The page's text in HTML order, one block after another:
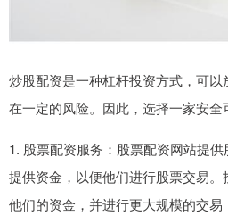
炒股配资是一种杠杆投资方式，可
在一定的风险。因此，选择一家安全
1. 股票配资服务：股票配资网站提
提供资金，以便他们进行股票交易
他们的资金，并进行更大规模的交易